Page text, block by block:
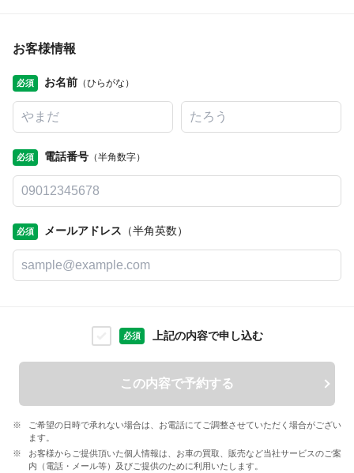
お客様情報
必須 お名前 （ひらがな）
必須 電話番号 （半角数字）
必須 メールアドレス （半角英数）
必須 上記の内容で申し込む
この内容で予約する
ご希望の日時で承れない場合は、お電話にてご調整させていただく場合がござい
ます。
お客様からご提供頂いた個人情報は、お車の買取、販売など当社サービスのご案
内（電話・メール等）及びご提供のために利用いたします。